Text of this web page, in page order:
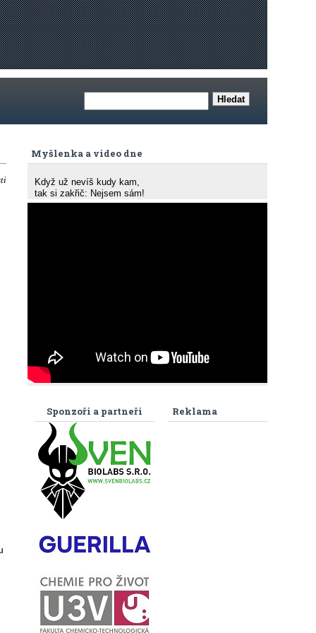
Myšlenka a video dne
Když už nevíš kudy kam,
tak si zakřič: Nejsem sám!
Reklama
Sponzoři a partneři